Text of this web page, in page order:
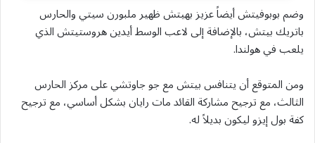
وضم بوبوفيتش أيضاً عزيز بهيتش ظهير ملبورن سيتي والحارس
باتريك بيتش، بالإضافة إلى لاعب الوسط أيدين هروستيتش ‌الذي
يلعب في هولندا.
ومن المتوقع أن يتنافس بيتش مع جو جاوتشي ⁠على ⁠مركز الحارس
الثالث، مع ترجيح مشاركة القائد مات رايان بشكل أساسي، مع ترجيح
كفة بول إيزو ليكون بديلاً له.